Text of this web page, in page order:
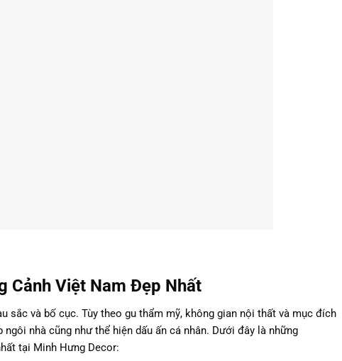
Cảnh Việt Nam Đẹp Nhất
sắc và bố cục. Tùy theo gu thẩm mỹ, không gian nội thất và mục đích
nhà cũng như thể hiện dấu ấn cá nhân. Dưới đây là những
tại Minh Hưng Decor: